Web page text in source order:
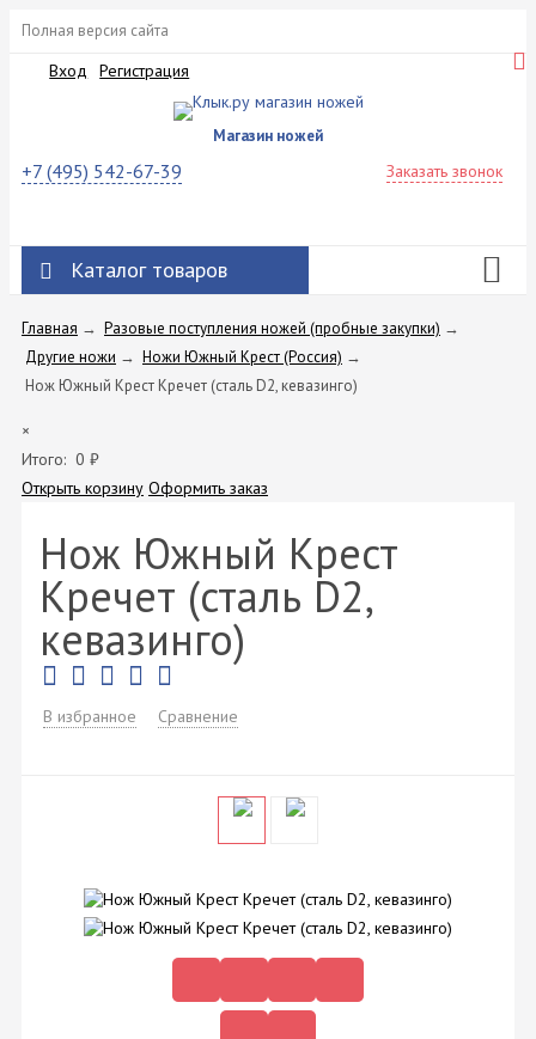
Полная версия сайта
Вход Регистрация
Магазин ножей
+7 (495) 542-67-39 Заказать звонок
Каталог товаров
Главная → Разовые поступления ножей (пробные закупки) →
Другие ножи → Ножи Южный Крест (Россия) →
Нож Южный Крест Кречет (сталь D2, кевазинго)
×
Итого: 0 ₽
Открыть корзину Оформить заказ
Нож Южный Крест
Кречет (сталь D2,
кевазинго)
В избранное Сравнение